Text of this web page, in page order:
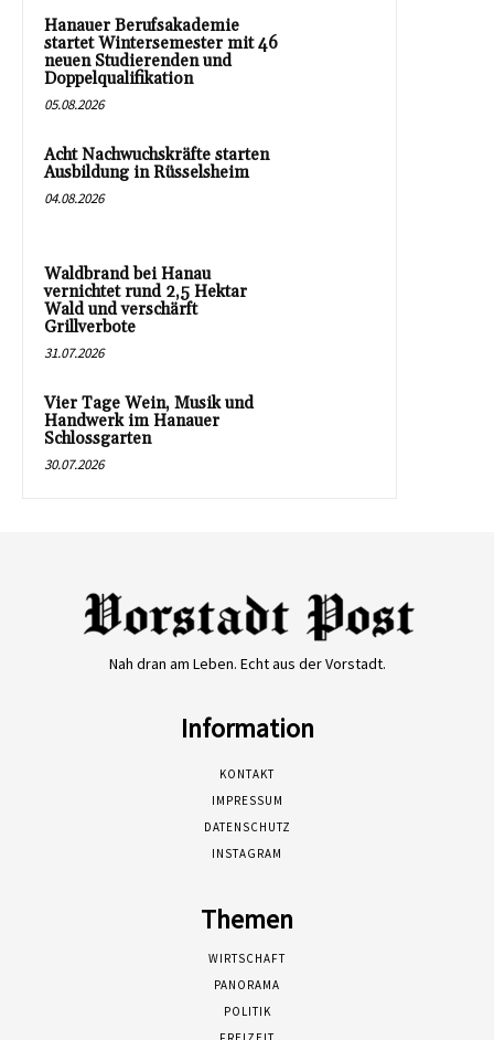
Hanauer Berufsakademie
startet Wintersemester mit 46
neuen Studierenden und
Doppelqualifikation
05.08.2026
Acht Nachwuchskräfte starten
Ausbildung in Rüsselsheim
04.08.2026
Waldbrand bei Hanau
vernichtet rund 2,5 Hektar
Wald und verschärft
Grillverbote
31.07.2026
Vier Tage Wein, Musik und
Handwerk im Hanauer
Schlossgarten
30.07.2026
Nah dran am Leben. Echt aus der Vorstadt.
Information
KONTAKT
IMPRESSUM
DATENSCHUTZ
INSTAGRAM
Themen
WIRTSCHAFT
PANORAMA
POLITIK